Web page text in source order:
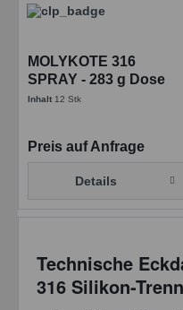
MOLYKOTE 316
SPRAY - 283 g Dose
Inhalt 12 Stk
Preis auf Anfrage
Details
Technische
316 Silikon-